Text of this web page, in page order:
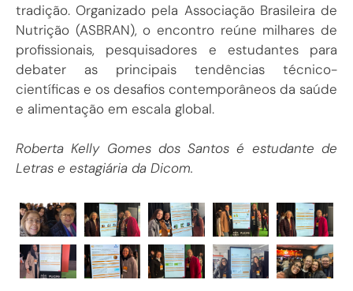
tradição. Organizado pela Associação Brasileira de
Nutrição (ASBRAN), o encontro reúne milhares de
profissionais, pesquisadores e estudantes para
debater as principais tendências técnico-
científicas e os desafios contemporâneos da saúde
e alimentação em escala global.
Roberta Kelly Gomes dos Santos é estudante de
Letras e estagiária da Dicom.